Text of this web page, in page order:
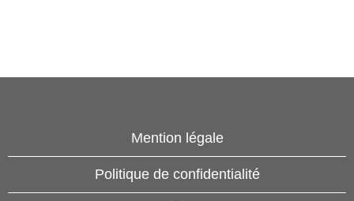
Mention légale
Politique de confidentialité